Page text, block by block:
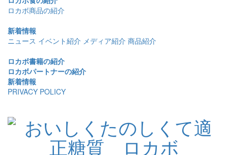
ロカボ商品の紹介
新着情報
ニュース イベント紹介 メディア紹介 商品紹介
ロカボ書籍の紹介
ロカボパートナーの紹介
新着情報
PRIVACY POLICY